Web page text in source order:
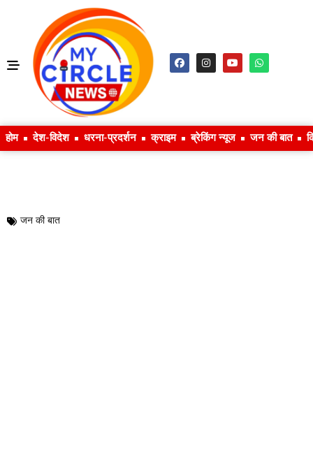
होम देश-विदेश धरना-प्रदर्शन क्राइम ब्रेकिंग न्यूज जन की बात
जन की बात